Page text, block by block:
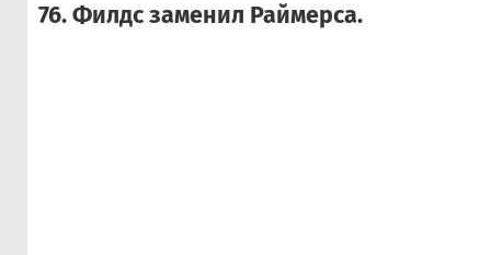
76. Филдс заменил Раймерса.